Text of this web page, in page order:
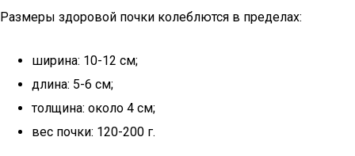
Размеры здоровой почки колеблются в пределах:
ширина: 10-12 см;
длина: 5-6 см;
толщина: около 4 см;
вес почки: 120-200 г.